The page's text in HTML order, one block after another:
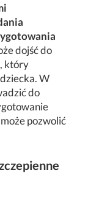
dojść do
, który
W
do
pozwolić